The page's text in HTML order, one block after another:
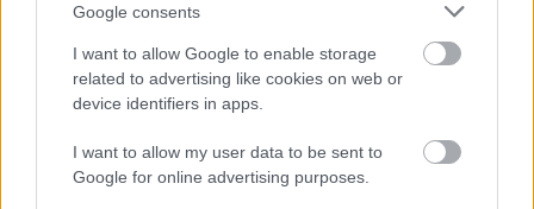
Google consents
I want to allow Google to enable storage
related to advertising like cookies on web or
device identifiers in apps.
I want to allow my user data to be sent to
Google for online advertising purposes.